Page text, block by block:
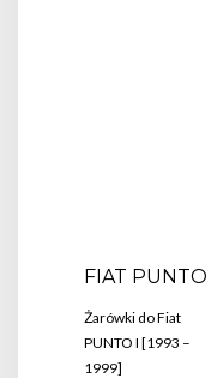
FIAT PUNTO
Żarówki do Fiat
PUNTO I [1993 –
1999]